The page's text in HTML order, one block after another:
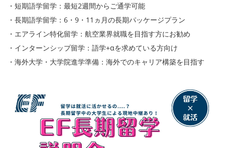
・短期語学留学：最短2週間からご通学可能
・長期語学留学：6・9・11ヵ月の長期パッケージプラン
・エアライン特化留学：航空業界就職を目指す方にお勧め
・インターンシップ留学：語学+αを求めている方向け
・海外大学・大学院進学準備：海外でのキャリア構築を目指す